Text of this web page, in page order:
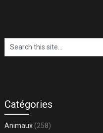
Catégories
Animaux(258)